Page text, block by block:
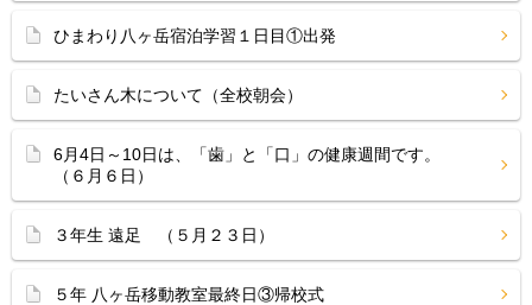
ひまわり八ヶ岳宿泊学習１日目①出発
たいさん木について（全校朝会）
6月4日～10日は、「歯」と「口」の健康週間です。
（６月６日）
３年生 遠足 （５月２３日）
５年 八ヶ岳移動教室最終日③帰校式